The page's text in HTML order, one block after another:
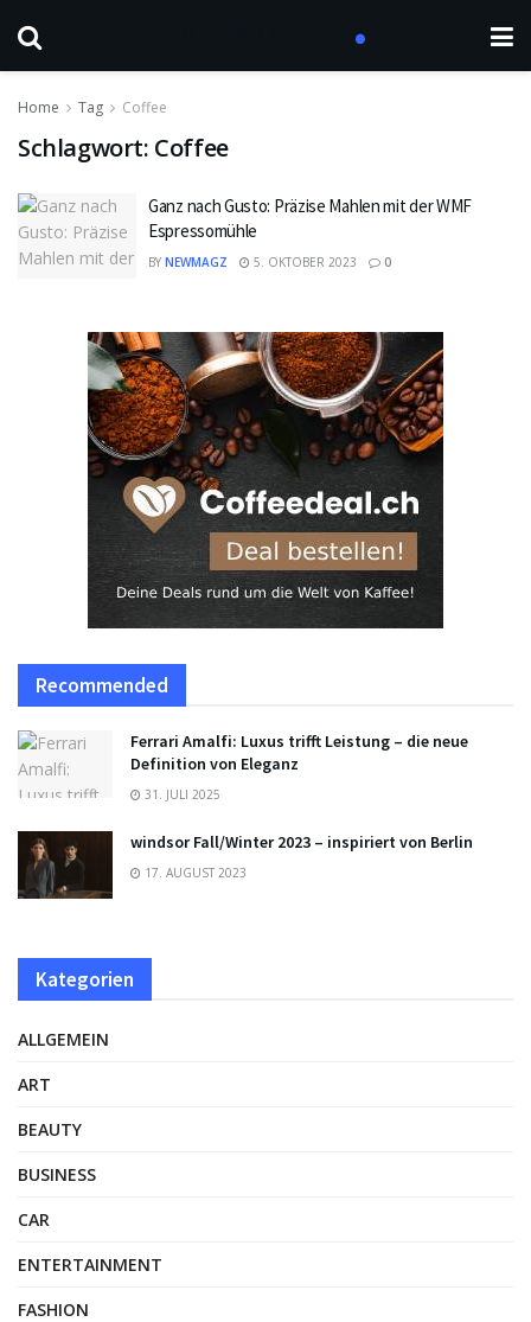
Home Tag Coffee
Schlagwort: Coffee
Ganz nach Gusto: Präzise Mahlen mit der WMF
Espressomühle
BY NEWMAGZ 5. OKTOBER 2023 0
Recommended
Ferrari Amalfi: Luxus trifft Leistung – die neue
Definition von Eleganz
31. JULI 2025
windsor Fall/Winter 2023 – inspiriert von Berlin
17. AUGUST 2023
Kategorien
ALLGEMEIN
ART
BEAUTY
BUSINESS
CAR
ENTERTAINMENT
FASHION